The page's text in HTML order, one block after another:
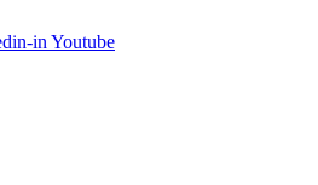
in Youtube